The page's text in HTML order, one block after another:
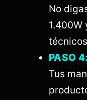
No
1.400W
PASO
Tus